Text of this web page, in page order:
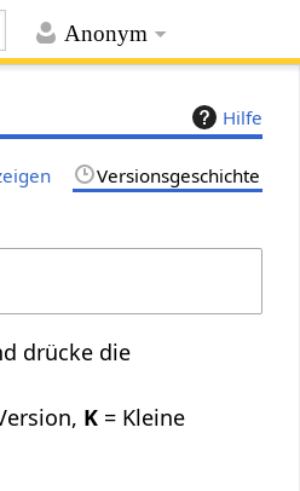
Anonym
Hilfe
Versionsgeschichte
drücke die
K = Kleine